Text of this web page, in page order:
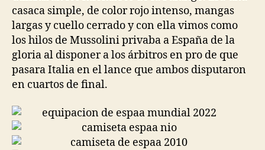
casaca simple, de color rojo intenso, mangas
largas y cuello cerrado y con ella vimos como
los hilos de Mussolini privaba a España de la
gloria al disponer a los árbitros en pro de que
pasara Italia en el lance que ambos disputaron
en cuartos de final.